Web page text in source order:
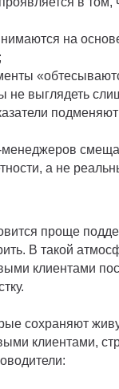
на
не выглядеть
а не
проще
В такой
клиентами
сохраняют
клиентами,